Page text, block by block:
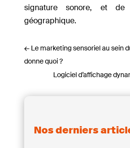
signature sonore, et de
géographique.
← Le marketing sensoriel au sein
donne quoi ?
Logiciel d’affichage
Nos derniers